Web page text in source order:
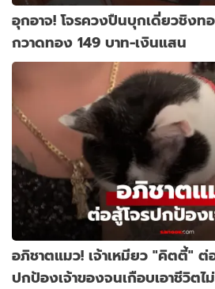
อุกอาจ! โจรควงปืนบุกเดี่ยวชิง
กวาดทอง 149 บาท-เงินแสน
อภิชาตแมว! เจ้าเหมียว "คิตตี้" ต่
ปกป้องเจ้าของจนเกือบเอาชีวิตไ